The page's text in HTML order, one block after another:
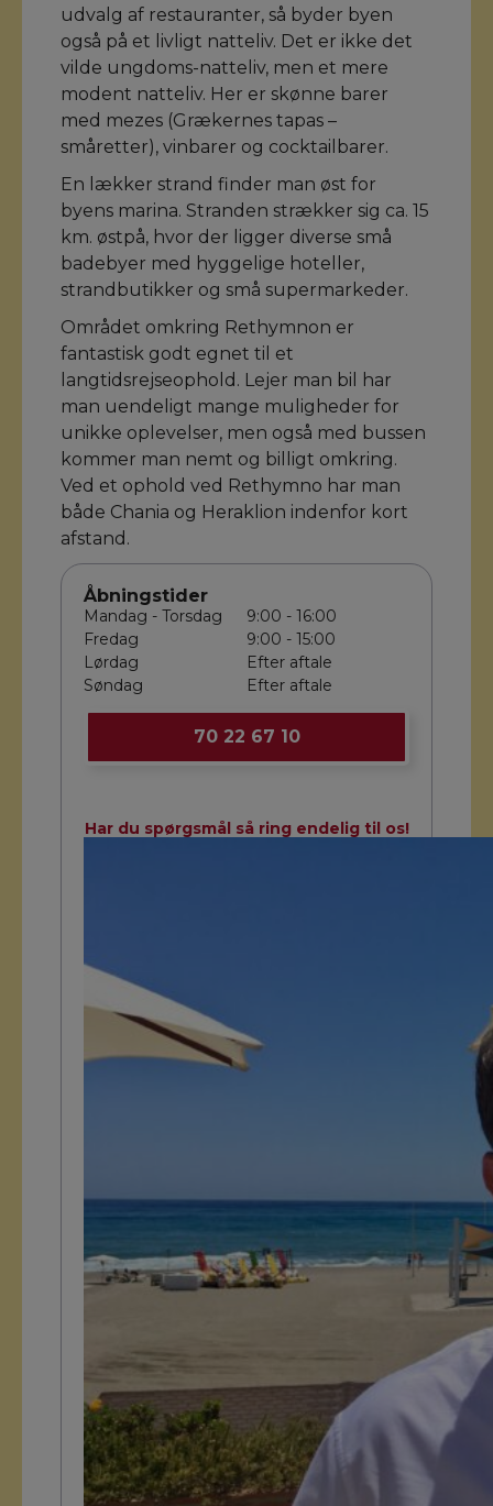
udvalg af restauranter, så byder byen
også på et livligt natteliv. Det er ikke det
vilde ungdoms-natteliv, men et mere
modent natteliv. Her er skønne barer
med mezes (Grækernes tapas –
småretter), vinbarer og cocktailbarer.
En lækker strand finder man øst for
byens marina. Stranden strækker sig ca. 15
km. østpå, hvor der ligger diverse små
badebyer med hyggelige hoteller,
strandbutikker og små supermarkeder.
Området omkring Rethymnon er
fantastisk godt egnet til et
langtidsrejseophold. Lejer man bil har
man uendeligt mange muligheder for
unikke oplevelser, men også med bussen
kommer man nemt og billigt omkring.
Ved et ophold ved Rethymno har man
både Chania og Heraklion indenfor kort
afstand.
Åbningstider
Mandag - Torsdag
Fredag
Lørdag
Søndag
9:00 - 16:00
9:00 - 15:00
Efter aftale
Efter aftale
70 22 67 10
Har du spørgsmål så ring endelig til os!